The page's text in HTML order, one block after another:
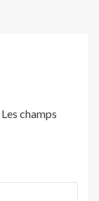
Les champs